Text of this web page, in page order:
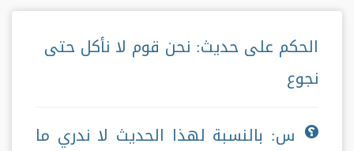
الحكم على حديث: نحن قوم لا نأكل حتى
نجوع
س: بالنسبة لهذا الحديث لا ندري ما